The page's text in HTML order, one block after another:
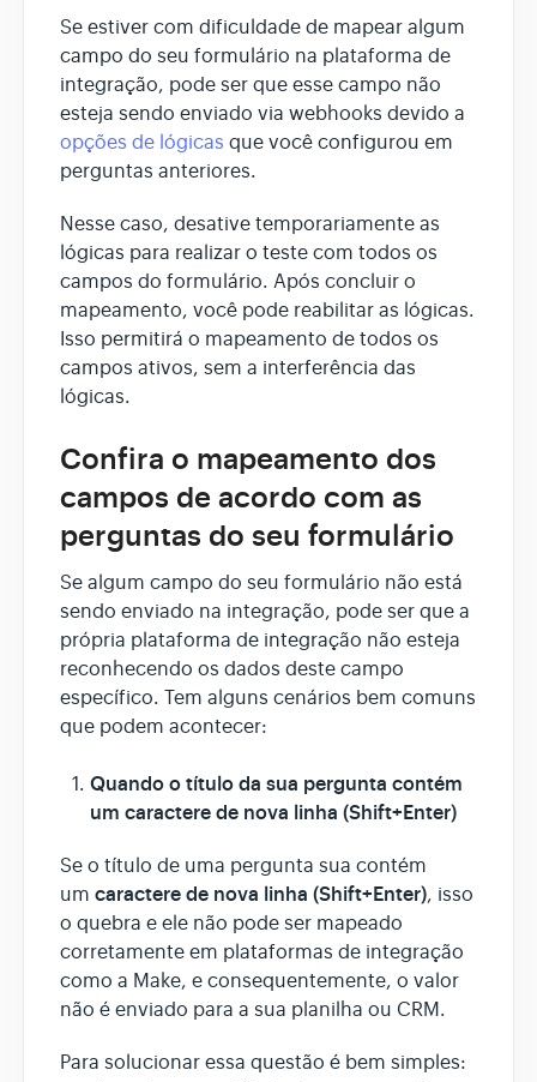
Se estiver com dificuldade de mapear algum
campo do seu formulário na plataforma de
integração, pode ser que esse campo não
esteja sendo enviado via webhooks devido a
opções de lógicas que você configurou em
perguntas anteriores.
Nesse caso, desative temporariamente as
lógicas para realizar o teste com todos os
campos do formulário. Após concluir o
mapeamento, você pode reabilitar as lógicas.
Isso permitirá o mapeamento de todos os
campos ativos, sem a interferência das
lógicas.
Confira o mapeamento dos
campos de acordo com as
perguntas do seu formulário
Se algum campo do seu formulário não está
sendo enviado na integração, pode ser que a
própria plataforma de integração não esteja
reconhecendo os dados deste campo
específico. Tem alguns cenários bem comuns
que podem acontecer:
Quando o título da sua pergunta contém
um caractere de nova linha (Shift+Enter)
Se o título de uma pergunta sua contém
um caractere de nova linha (Shift+Enter), isso
o quebra e ele não pode ser mapeado
corretamente em plataformas de integração
como a Make, e consequentemente, o valor
não é enviado para a sua planilha ou CRM.
Para solucionar essa questão é bem simples: